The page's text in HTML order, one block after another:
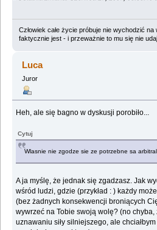
Człowiek całe życie próbuje nie wychodzić
faktycznie jest - i przeważnie to mu się nie
Luca
Juror
Heh, ale się bagno w dyskusji porobiło...
Cytuj
Wlasnie nie zgodze sie ze potrzebne sa
A ja myślę, że jednak się zgadzasz. Jak
wśród ludzi, gdzie (przykład : ) każdy
(bez żadnych konsekwencji broniących
wywrzeć na Tobie swoją wolę? (no
uznawaniu siły silniejszego, ale